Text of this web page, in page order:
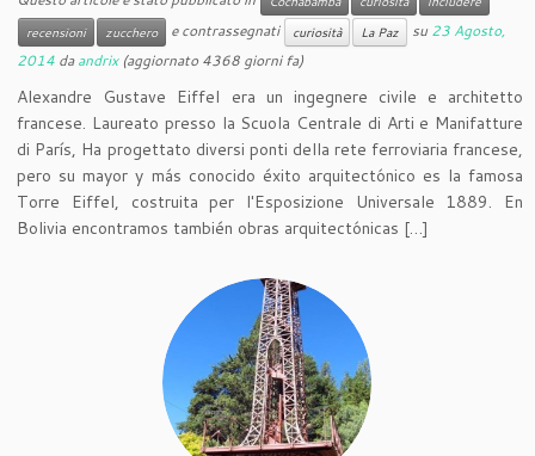
recensioni
zucchero e contrassegnati curiosità La Paz su23 Agosto,
2014 daandrix(aggiornato 4368 giorni fa)
Alexandre Gustave Eiffel era un ingegnere civile e architetto
francese. Laureato presso la Scuola Centrale di Arti e Manifatture
di París, Ha progettato diversi ponti della rete ferroviaria francese,
pero su mayor y más conocido éxito arquitectónico es la famosa
Torre Eiffel, costruita per l'Esposizione Universale 1889. En
Bolivia encontramos también obras arquitectónicas […]